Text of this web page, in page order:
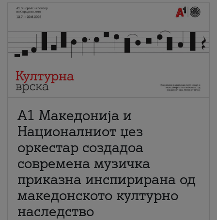
А1 Македонија и
Националниот џез
оркестар создадоа
современа музичка
приказна инспирирана од
македонското културно
наследство